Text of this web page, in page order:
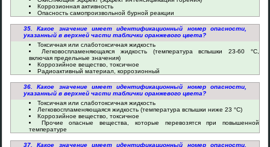
Коррозионная активность
Опасность самопроизвольной бурной реакции
35. Какое значение имеет идентификационный номер опасности,
указанный в верхней части таблички оранжевого цвета?
Токсичная или слаботоксичная жидкость
Легковоспламеняющаяся жидкость (температура вспышки 23-60 °С,
включая предельные значения)
Коррозийное вещество, токсичное
Радиоактивный материал, коррозионный
36. Какое значение имеет идентификационный номер опасности,
указанный в верхней части таблички оранжевого цвета?
Токсичная или слаботоксичная жидкость
Легковоспламеняющаяся жидкость (температура вспышки ниже 23 °С)
Коррозийное вещество, токсичное
Прочие опасные вещества, которые перевозятся при повышенной
температуре
37. Какое значение имеет идентификационный номер опасности,